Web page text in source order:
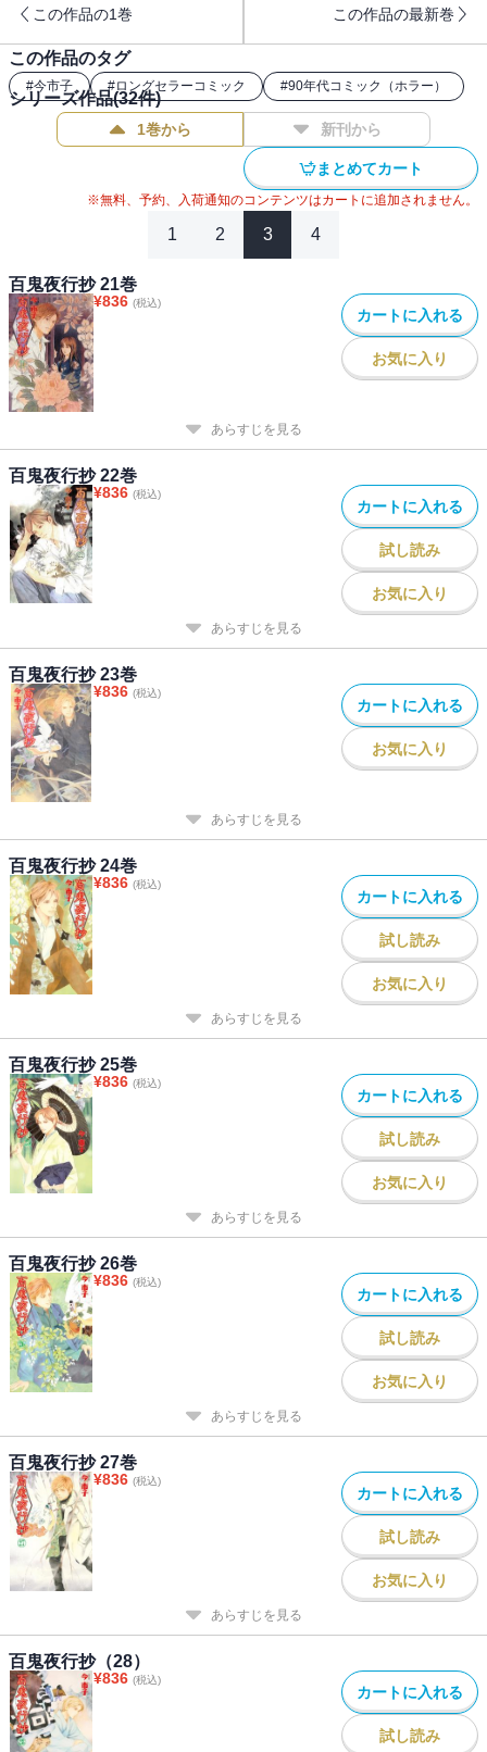
この作品の1巻 この作品の最新巻
この作品のタグ
#今市子 #ロングセラーコミック #90年代コミック（ホラー）
シリーズ作品(32件)
1巻から 新刊から
まとめてカート
※無料、予約、入荷通知のコンテンツはカートに追加されません。
1 2 3 4
百鬼夜行抄 21巻
¥836 (税込)
カートに入れる
お気に入り
あらすじを見る
百鬼夜行抄 22巻
¥836 (税込)
カートに入れる
試し読み
お気に入り
あらすじを見る
百鬼夜行抄 23巻
¥836 (税込)
カートに入れる
お気に入り
あらすじを見る
百鬼夜行抄 24巻
¥836 (税込)
カートに入れる
試し読み
お気に入り
あらすじを見る
百鬼夜行抄 25巻
¥836 (税込)
カートに入れる
試し読み
お気に入り
あらすじを見る
百鬼夜行抄 26巻
¥836 (税込)
カートに入れる
試し読み
お気に入り
あらすじを見る
百鬼夜行抄 27巻
¥836 (税込)
カートに入れる
試し読み
お気に入り
あらすじを見る
百鬼夜行抄（28）
¥836 (税込)
カートに入れる
試し読み